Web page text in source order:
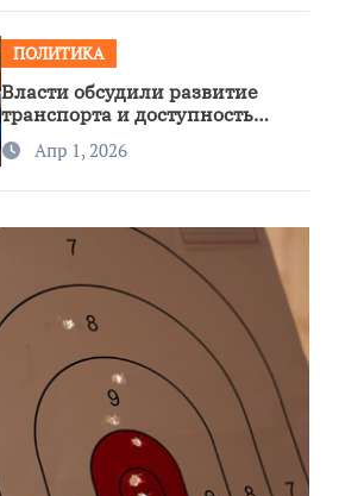
ПОЛИТИКА
Власти обсудили развитие
транспорта и доступность
региона
Апр 1, 2026